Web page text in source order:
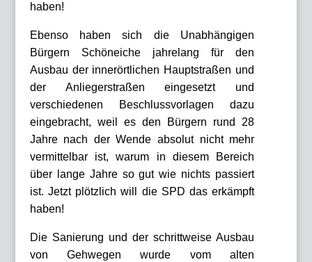
haben!
Ebenso haben sich die Unabhängigen
Bürgern Schöneiche jahrelang für den
Ausbau der innerörtlichen Hauptstraßen und
der Anliegerstraßen eingesetzt und
verschiedenen Beschlussvorlagen dazu
eingebracht, weil es den Bürgern rund 28
Jahre nach der Wende absolut nicht mehr
vermittelbar ist, warum in diesem Bereich
über lange Jahre so gut wie nichts passiert
ist. Jetzt plötzlich will die SPD das erkämpft
haben!
Die Sanierung und der schrittweise Ausbau
von Gehwegen wurde vom alten